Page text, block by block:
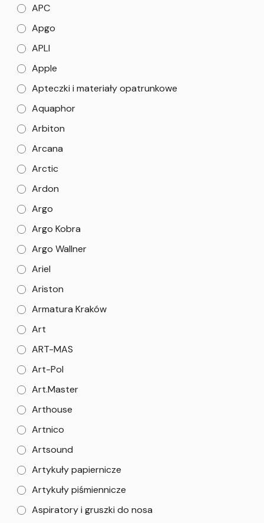
APC
Apgo
APLI
Apple
Apteczki i materiały opatrunkowe
Aquaphor
Arbiton
Arcana
Arctic
Ardon
Argo
Argo Kobra
Argo Wallner
Ariel
Ariston
Armatura Kraków
Art
ART-MAS
Art-Pol
Art.Master
Arthouse
Artnico
Artsound
Artykuły papiernicze
Artykuły piśmiennicze
Aspiratory i gruszki do nosa